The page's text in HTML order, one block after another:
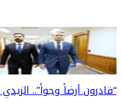
“قادرون أرضاً وجواً”..